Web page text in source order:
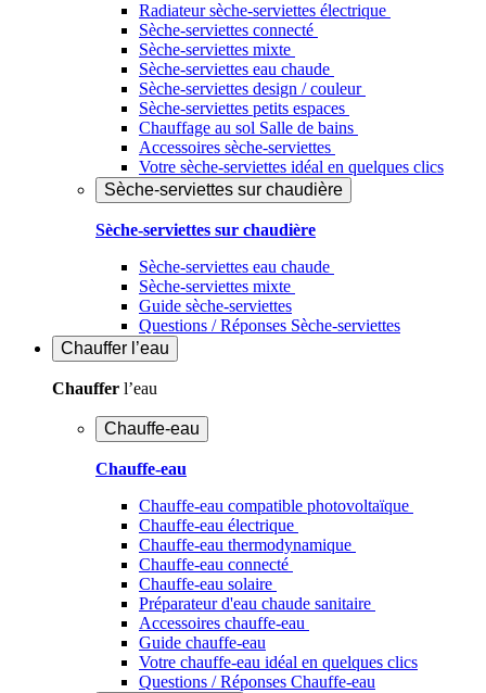
Radiateur sèche-serviettes électrique
Sèche-serviettes connecté
Sèche-serviettes mixte
Sèche-serviettes eau chaude
Sèche-serviettes design / couleur
Sèche-serviettes petits espaces
Chauffage au sol Salle de bains
Accessoires sèche-serviettes
Votre sèche-serviettes idéal en quelques clics
Sèche-serviettes sur chaudière
Sèche-serviettes sur chaudière
Sèche-serviettes eau chaude
Sèche-serviettes mixte
Guide sèche-serviettes
Questions / Réponses Sèche-serviettes
Chauffer l’eau
Chauffer l’eau
Chauffe-eau
Chauffe-eau
Chauffe-eau compatible photovoltaïque
Chauffe-eau électrique
Chauffe-eau thermodynamique
Chauffe-eau connecté
Chauffe-eau solaire
Préparateur d'eau chaude sanitaire
Accessoires chauffe-eau
Guide chauffe-eau
Votre chauffe-eau idéal en quelques clics
Questions / Réponses Chauffe-eau